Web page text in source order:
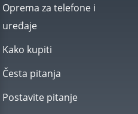
Oprema za telefone i
uređaje
Kako kupiti
Česta pitanja
Postavite pitanje